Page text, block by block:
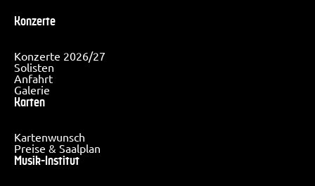
Konzerte
Konzerte 2026/27
Solisten
Anfahrt
Galerie
Karten
Kartenwunsch
Preise & Saalplan
Musik-Institut